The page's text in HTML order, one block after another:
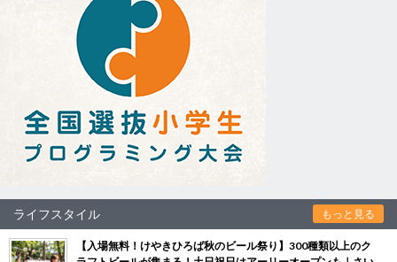
ライフスタイル もっと見る
【入場無料！けやきひろば秋のビール祭り】300種類以上のク